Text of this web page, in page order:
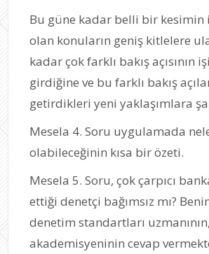
Bu güne kadar belli bir kesimin
olan konuların geniş kitlelere
kadar çok farklı bakış açısının
girdiğine ve bu farklı bakış
getirdikleri yeni yaklaşımlara
Mesela 4. Soru uygulamada
olabileceğinin kısa bir özeti.
Mesela 5. Soru, çok çarpıcı
ettiği denetçi bağımsız mı?
denetim standartları uzmanının,
akademisyeninin cevap